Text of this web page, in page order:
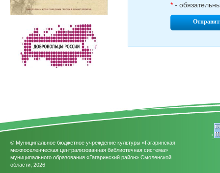
* -
© Муниципальное бюджетное учреждение культуры «Гагаринская
межпоселенческая централизованная библиотечная система»
муниципального образования «Гагаринский район» Смоленской
области, 2026
'